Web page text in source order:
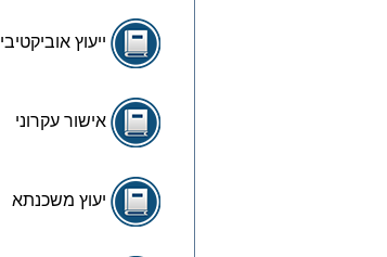
ייעוץ אוביקטיבי
אישור עקרוני
יעוץ משכנתא